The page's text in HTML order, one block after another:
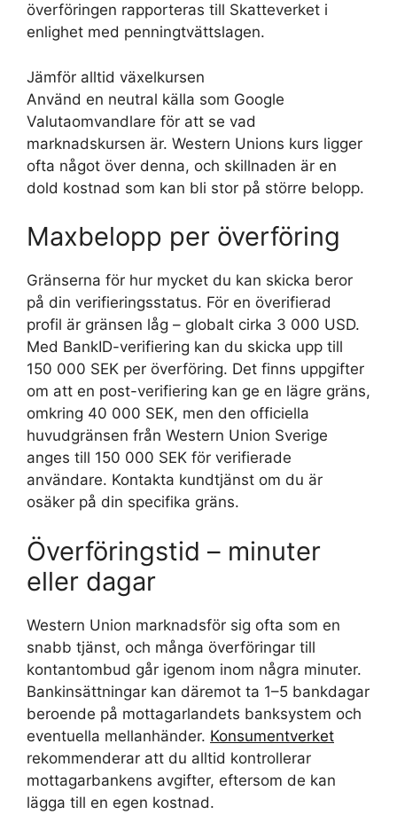
överföringen rapporteras till Skatteverket i
enlighet med penningtvättslagen.
Jämför alltid växelkursen
Använd en neutral källa som Google
Valutaomvandlare för att se vad
marknadskursen är. Western Unions kurs ligger
ofta något över denna, och skillnaden är en
dold kostnad som kan bli stor på större belopp.
Maxbelopp per överföring
Gränserna för hur mycket du kan skicka beror
på din verifieringsstatus. För en överifierad
profil är gränsen låg – globalt cirka 3 000 USD.
Med BankID-verifiering kan du skicka upp till
150 000 SEK per överföring. Det finns uppgifter
om att en post-verifiering kan ge en lägre gräns,
omkring 40 000 SEK, men den officiella
huvudgränsen från Western Union Sverige
anges till 150 000 SEK för verifierade
användare. Kontakta kundtjänst om du är
osäker på din specifika gräns.
Överföringstid – minuter
eller dagar
Western Union marknadsför sig ofta som en
snabb tjänst, och många överföringar till
kontantombud går igenom inom några minuter.
Bankinsättningar kan däremot ta 1–5 bankdagar
beroende på mottagarlandets banksystem och
eventuella mellanhänder. Konsumentverket
rekommenderar att du alltid kontrollerar
mottagarbankens avgifter, eftersom de kan
lägga till en egen kostnad.